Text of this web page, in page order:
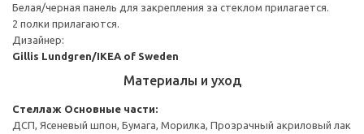
Белая/черная панель для закрепления за стеклом прилагается.
2 полки прилагаются.
Дизайнер:
Gillis Lundgren/IKEA of Sweden
Материалы и уход
Стеллаж Основные части:
ДСП, Ясеневый шпон, Бумага, Морилка, Прозрачный акриловый лак